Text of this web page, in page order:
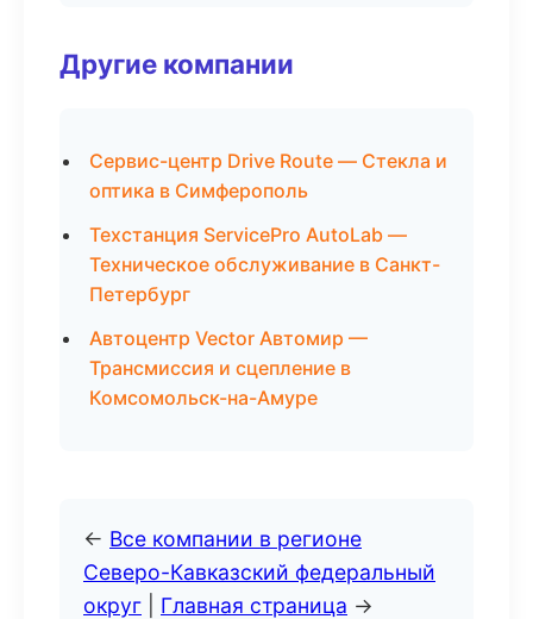
Другие компании
Сервис-центр Drive Route — Стекла и
оптика в Симферополь
Техстанция ServicePro AutoLab —
Техническое обслуживание в Санкт-
Петербург
Автоцентр Vector Автомир —
Трансмиссия и сцепление в
Комсомольск-на-Амуре
← Все компании в регионе
Северо-Кавказский федеральный
округ
Главная страница →